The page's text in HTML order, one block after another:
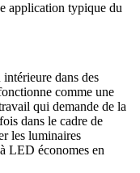
application typique du
dans des
comme une
qui demande de la
dans le cadre de
les luminaires
LED économes en